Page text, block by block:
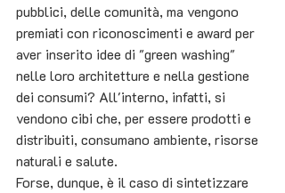
pubblici, delle comunità, ma vengono
premiati con riconoscimenti e award per
aver inserito idee di "green washing"
nelle loro architetture e nella gestione
dei consumi? All'interno, infatti, si
vendono cibi che, per essere prodotti e
distribuiti, consumano ambiente, risorse
naturali e salute.
Forse, dunque, è il caso di sintetizzare